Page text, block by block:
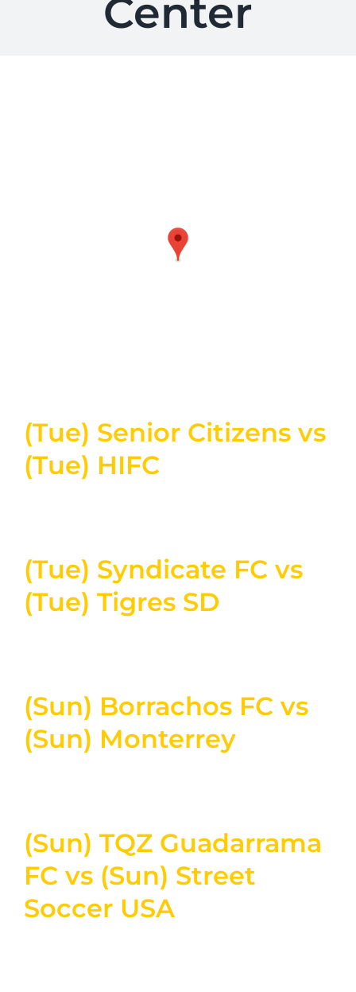
Center
(Tue) Senior Citizens vs
(Tue) HIFC
(Tue) Syndicate FC vs
(Tue) Tigres SD
(Sun) Borrachos FC vs
(Sun) Monterrey
(Sun) TQZ Guadarrama
FC vs (Sun) Street
Soccer USA